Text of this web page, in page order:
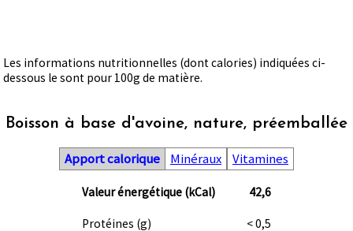
Les informations nutritionnelles (dont calories) indiquées ci-
dessous le sont pour 100g de matière.
Boisson à base d'avoine, nature, préemballée
Apport calorique Minéraux Vitamines
Valeur énergétique (kCal) 42,6
Protéines (g) < 0,5